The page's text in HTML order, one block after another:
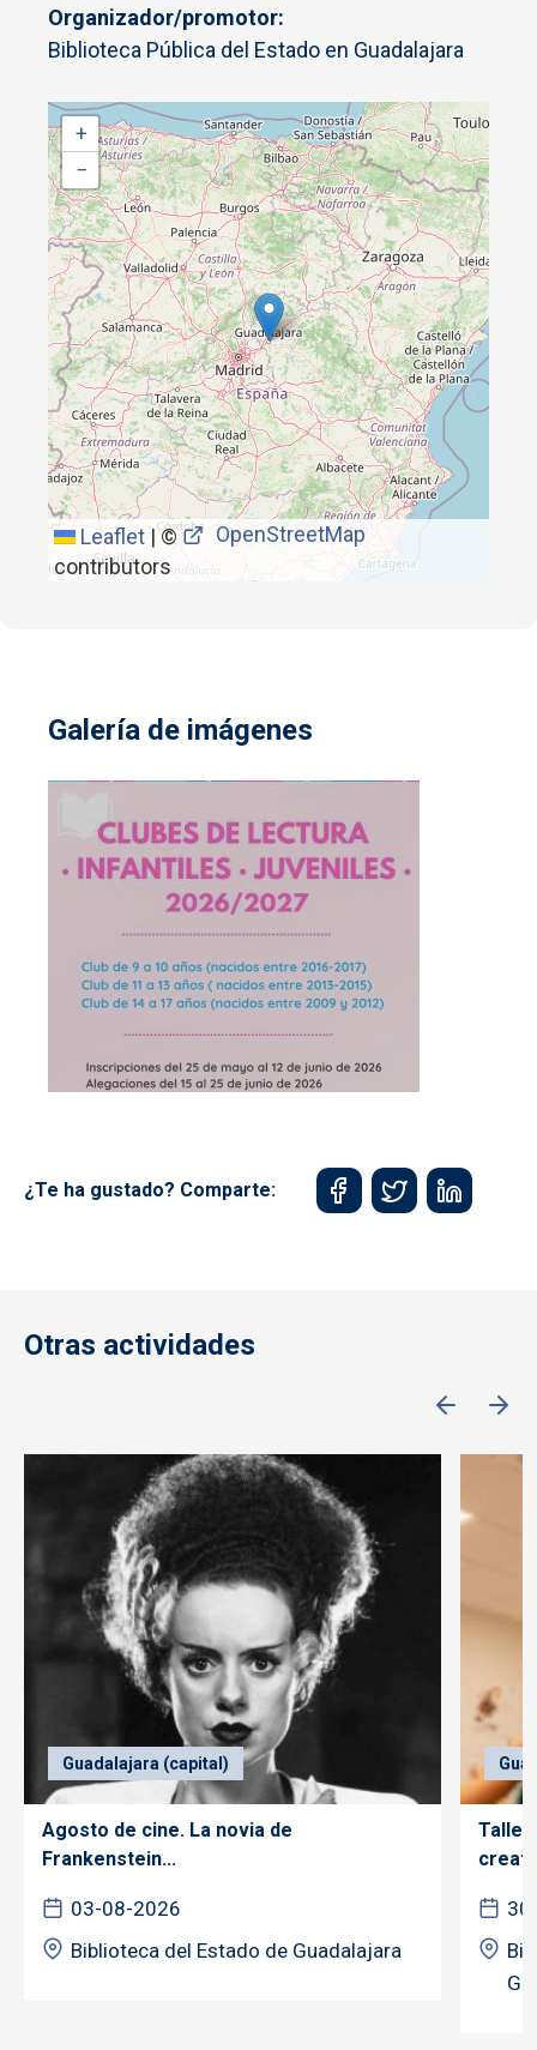
Organizador/promotor
Biblioteca Pública del Estado en Guadalajara
+
−
Leaflet |©
OpenStreetMap
contributors
Galería de imágenes
¿Te ha gustado? Comparte:
Otras actividades
Guadalajara (capital)
Agosto de cine. La novia de
Frankenstein...
03-08-2026
Biblioteca del Estado de Guadalajara
Taller